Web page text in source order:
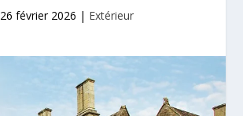
26 février 2026 | Extérieur